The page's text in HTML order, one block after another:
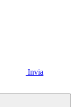
Invia